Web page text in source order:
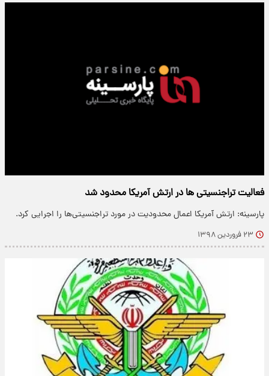
فعالیت تراجنسیتی ها در ارتش آمریکا محدود شد
پارسینه: ارتش آمریکا اعمال محدودیت در مورد تراجنسیتی‌ها را اجرایی کرد.
۲۳ فروردین ۱۳۹۸